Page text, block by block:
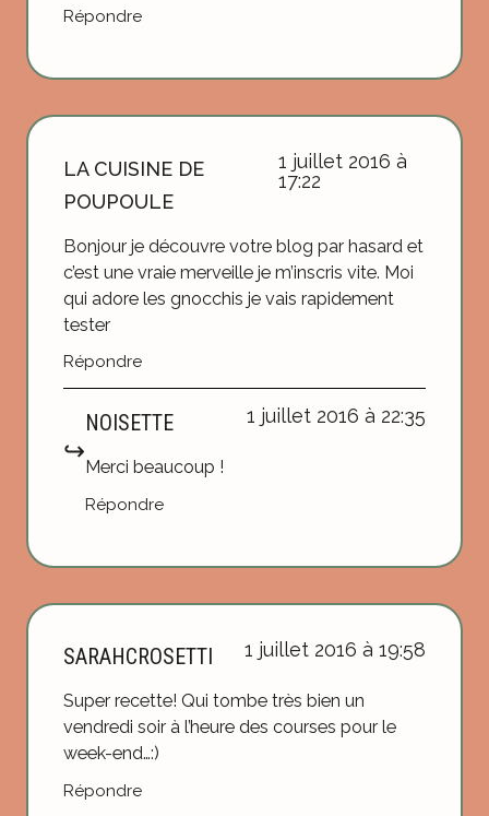
Répondre
LA CUISINE DE
POUPOULE
1 juillet 2016 à
17:22
Bonjour je découvre votre blog par hasard et
c’est une vraie merveille je m’inscris vite. Moi
qui adore les gnocchis je vais rapidement
tester
Répondre
NOISETTE 1 juillet 2016 à 22:35
Merci beaucoup !
Répondre
SARAHCROSETTI 1 juillet 2016 à 19:58
Super recette! Qui tombe très bien un
vendredi soir à l’heure des courses pour le
week-end…:)
Répondre